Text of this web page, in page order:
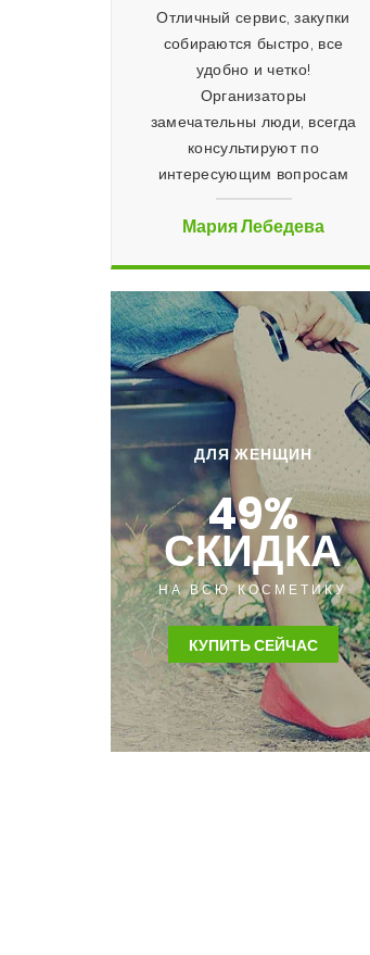
Отличный сервис, закупки
собираются быстро, все
удобно и четко!
Организаторы
замечательны люди, всегда
консультируют по
интересующим вопросам
Мария Лебедева
ДЛЯ ЖЕНЩИН
49%
СКИДКА
НА ВСЮ КОСМЕТИКУ
КУПИТЬ СЕЙЧАС